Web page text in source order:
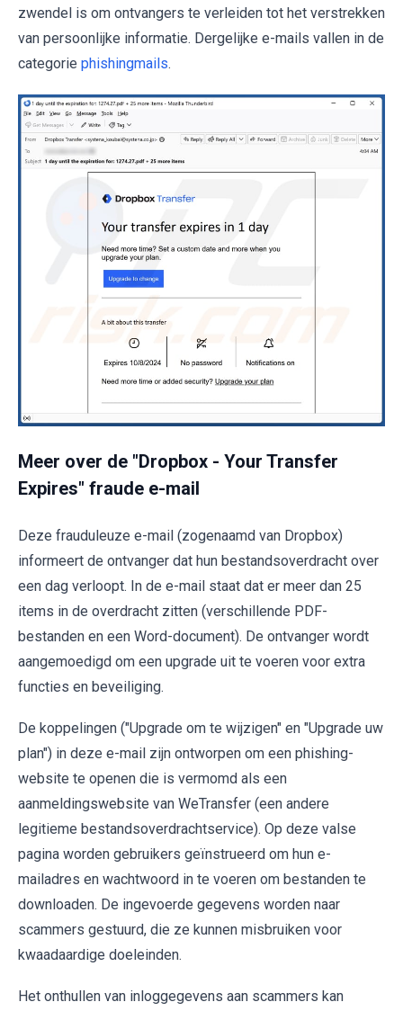
zwendel is om ontvangers te verleiden tot het verstrekken
van persoonlijke informatie. Dergelijke e-mails vallen in de
categorie phishingmails.
Meer over de "Dropbox - Your Transfer
Expires" fraude e-mail
Deze frauduleuze e-mail (zogenaamd van Dropbox)
informeert de ontvanger dat hun bestandsoverdracht over
een dag verloopt. In de e-mail staat dat er meer dan 25
items in de overdracht zitten (verschillende PDF-
bestanden en een Word-document). De ontvanger wordt
aangemoedigd om een upgrade uit te voeren voor extra
functies en beveiliging.
De koppelingen ("Upgrade om te wijzigen" en "Upgrade uw
plan") in deze e-mail zijn ontworpen om een phishing-
website te openen die is vermomd als een
aanmeldingswebsite van WeTransfer (een andere
legitieme bestandsoverdrachtservice). Op deze valse
pagina worden gebruikers geïnstrueerd om hun e-
mailadres en wachtwoord in te voeren om bestanden te
downloaden. De ingevoerde gegevens worden naar
scammers gestuurd, die ze kunnen misbruiken voor
kwaadaardige doeleinden.
Het onthullen van inloggegevens aan scammers kan